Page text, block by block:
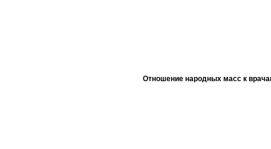
Отношение народных масс к